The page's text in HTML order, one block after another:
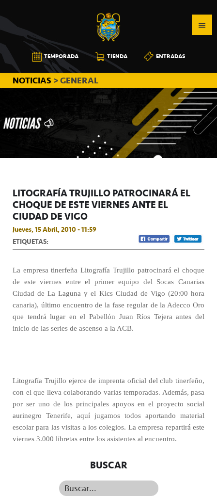
a
la
navegación
principal
al
contenido
principal
a
la
barra
lateral
principal
CB
CANARIAS
TEMPORADA TIENDA ENTRADAS
NOTICIAS > GENERAL
LITOGRAFÍA TRUJILLO PATROCINARÁ EL
CHOQUE DE ESTE VIERNES ANTE EL
CIUDAD DE VIGO
Jueves, 15 Abril, 2010 - 11:59
ETIQUETAS:
La empresa tinerfeña Litografía Trujillo patrocinará el choque
de este viernes entre el primer equipo del Socas Canarias
Ciudad de La Laguna y el Kics Ciudad de Vigo (20:00 hora
canaria), último encuentro de la fase regular de la Adecco Oro
que tendrá lugar en el Pabellón Juan Ríos Tejera antes del
inicio de las series de ascenso a la ACB.
Litografía Trujillo ejerce de imprenta oficial del club tinerfeño,
con el que lleva colaborando varias temporadas. Además, pasa
por ser uno de los principales apoyos en el proyecto social
aurinegro Tenerife, aquí jugamos todos aportando material
escolar para las visitas a los colegios. La empresa repartirá este
viernes 3.000 libretas entre los asistentes al encuentro.
BUSCAR
Buscar...